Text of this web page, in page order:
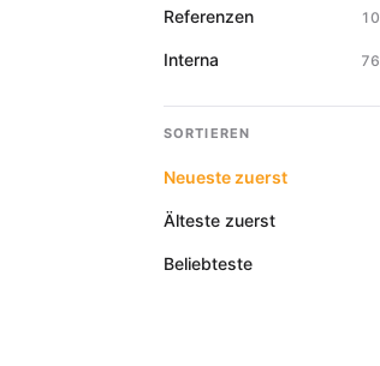
Referenzen 10
Interna 76
SORTIEREN
Neueste zuerst
Älteste zuerst
Beliebteste